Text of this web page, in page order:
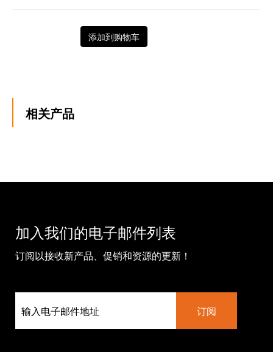
添加到购物车
相关产品
加入我们的电子邮件列表
订阅以接收新产品、促销和资源的更新！